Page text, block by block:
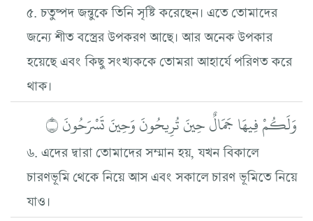
৫. চতুষ্পদ জন্তুকে তিনি সৃষ্টি করেছেন। এতে তোমাদের
জন্যে শীত বস্ত্রের উপকরণ আছে। আর অনেক উপকার
হয়েছে এবং কিছু সংখ্যককে তোমরা আহার্যে পরিণত করে
থাক।
وَلَكُمْ فِيهَا جَمَالٌ حِينَ تُرِيحُونَ وَحِينَ تَسْرَحُونَ ۝
৬. এদের দ্বারা তোমাদের সম্মান হয়, যখন বিকালে
চারণভূমি থেকে নিয়ে আস এবং সকালে চারণ ভূমিতে নিয়ে
যাও।